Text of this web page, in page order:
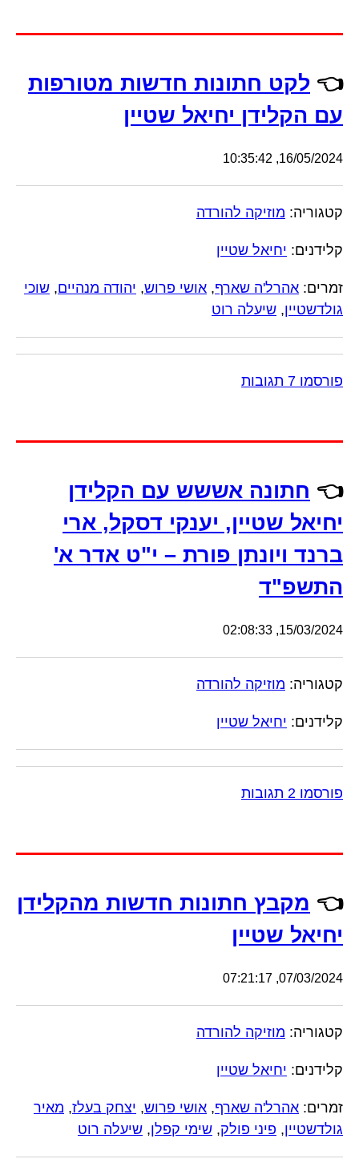
👈 לקט חתונות חדשות מטורפות
עם הקלידן יחיאל שטיין
16/05/2024, 10:35:42
קטגוריה: מוזיקה להורדה
קלידנים: יחיאל שטיין
זמרים: אהרל'ה שארף, אושי פרוש, יהודה מנהיים, שוכי
גולדשטיין, שיעלה רוט
פורסמו 7 תגובות
👈 חתונה אששש עם הקלידן
יחיאל שטיין, יענקי דסקל, ארי
ברנד ויונתן פורת – י"ט אדר א'
התשפ"ד
15/03/2024, 02:08:33
קטגוריה: מוזיקה להורדה
קלידנים: יחיאל שטיין
פורסמו 2 תגובות
👈 מקבץ חתונות חדשות מהקלידן
יחיאל שטיין
07/03/2024, 07:21:17
קטגוריה: מוזיקה להורדה
קלידנים: יחיאל שטיין
זמרים: אהרל'ה שארף, אושי פרוש, יצחק בעלז, מאיר
גולדשטיין, פיני פולק, שימי קפלן, שיעלה רוט